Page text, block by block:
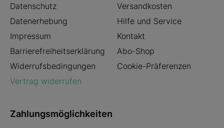
Datenschutz
Versandkosten
Datenerhebung
Hilfe und Service
Impressum
Kontakt
Barrierefreiheitserklärung
Abo-Shop
Widerrufsbedingungen
Cookie-Präferenzen
Vertrag widerrufen
Zahlungsmöglichkeiten